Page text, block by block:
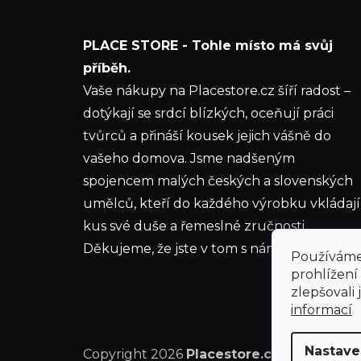
prohlížení
zlepšovali
informací
Vložením e-mailu souhlasíte s
ochrany osobních údajů
PŘIHLÁSIT SE
PLACE STORE - Tohle místo má svůj
příběh.
Vaše nákupy na Placestore.cz šíří radost –
dotýkají se srdcí blízkých, oceňují práci
tvůrců a přináší kousek jejich vášně do
vašeho domova. Jsme nadšeným
spojencem malých českých a slovenských
umělců, kteří do každého výrobku vkládají
kus své duše a řemeslné zručnosti.
Děkujeme, že jste v tom s námi.
Copyright 2026 Placestore.cz . Všechna